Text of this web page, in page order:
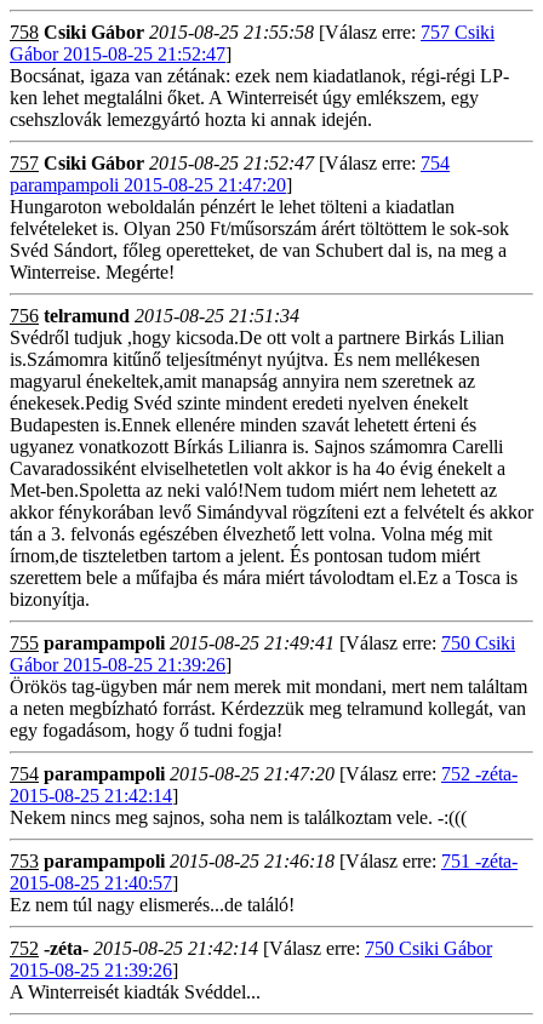
758 Csiki Gábor 2015-08-25 21:55:58 [Válasz erre: 757 Csiki
Gábor 2015-08-25 21:52:47]
Bocsánat, igaza van zétának: ezek nem kiadatlanok, régi-régi LP-
ken lehet megtalálni őket. A Winterreisét úgy emlékszem, egy
csehszlovák lemezgyártó hozta ki annak idején.
757 Csiki Gábor 2015-08-25 21:52:47[Válasz erre: 754
parampampoli 2015-08-25 21:47:20]
Hungaroton weboldalán pénzért le lehet tölteni a kiadatlan
felvételeket is. Olyan 250 Ft/műsorszám árért töltöttem le sok-sok
Svéd Sándort, főleg operetteket, de van Schubert dal is, na meg a
Winterreise. Megérte!
756 telramund 2015-08-25 21:51:34
Svédről tudjuk ,hogy kicsoda.De ott volt a partnere Birkás Lilian
is.Számomra kitűnő teljesítményt nyújtva. És nem mellékesen
magyarul énekeltek,amit manapság annyira nem szeretnek az
énekesek.Pedig Svéd szinte mindent eredeti nyelven énekelt
Budapesten is.Ennek ellenére minden szavát lehetett érteni és
ugyanez vonatkozott Bírkás Lilianra is. Sajnos számomra Carelli
Cavaradossiként elviselhetetlen volt akkor is ha 4o évig énekelt a
Met-ben.Spoletta az neki való!Nem tudom miért nem lehetett az
akkor fénykorában levő Simándyval rögzíteni ezt a felvételt és akkor
tán a 3. felvonás egészében élvezhető lett volna. Volna még mit
írnom,de tiszteletben tartom a jelent. És pontosan tudom miért
szerettem bele a műfajba és mára miért távolodtam el.Ez a Tosca is
bizonyítja.
755 parampampoli 2015-08-25 21:49:41 [Válasz erre: 750 Csiki
Gábor 2015-08-25 21:39:26]
Örökös tag-ügyben már nem merek mit mondani, mert nem találtam
a neten megbízható forrást. Kérdezzük meg telramund kollegát, van
egy fogadásom, hogy ő tudni fogja!
754 parampampoli 2015-08-25 21:47:20 [Válasz erre: 752 -zéta-
2015-08-25 21:42:14]
Nekem nincs meg sajnos, soha nem is találkoztam vele. -:(((
753 parampampoli 2015-08-25 21:46:18 [Válasz erre: 751 -zéta-
2015-08-25 21:40:57]
Ez nem túl nagy elismerés...de találó!
752 -zéta- 2015-08-25 21:42:14 [Válasz erre: 750 Csiki Gábor
2015-08-25 21:39:26]
A Winterreisét kiadták Svéddel...